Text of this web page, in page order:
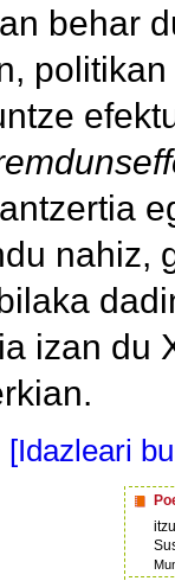
behar
nahiz,
izan du
[Idazleari